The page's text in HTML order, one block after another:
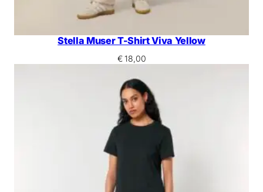
Stella Muser T-Shirt Viva Yellow
€18,00